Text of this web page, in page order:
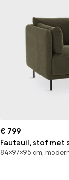
€ 799
Fauteuil, stof met
84×97×95 cm,